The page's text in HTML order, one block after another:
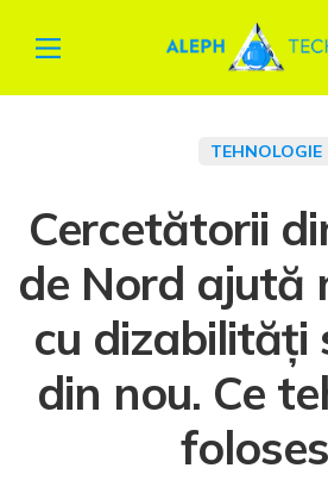
TEHNOLOGIE
Cercetătorii
de Nord ajută
cu dizabilități
din nou. Ce